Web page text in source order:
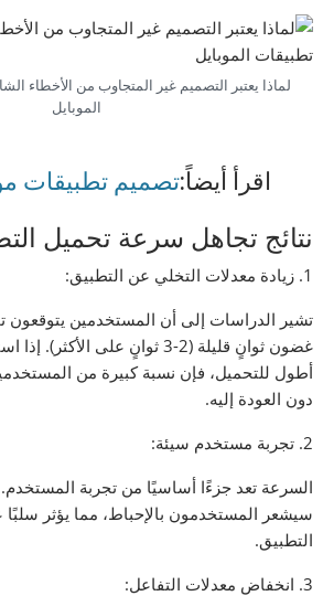
لماذا يعتبر التصميم غير المتجاوب من الأخطاء
الموبايل
اقرأ أيضاً:تصميم تطبيقات
نتائج تجاهل سرعة تحميل
1. زيادة معدلات التخلي عن التطبيق:
تشير الدراسات إلى أن المستخدمين يتوقعون
غضون ثوانٍ قليلة (2-3 ثوانٍ على
أطول للتحميل، فإن نسبة كبيرة من
دون العودة إليه.
2. تجربة مستخدم سيئة:
السرعة تعد جزءًا أساسيًا من تجربة المستخدم.
سيشعر المستخدمون بالإحباط، مما يؤثر
التطبيق.
3. انخفاض معدلات التفاعل: